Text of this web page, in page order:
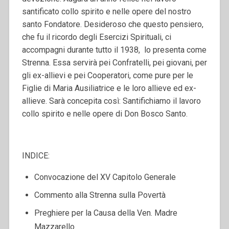
santificato collo spirito e nelle opere del nostro
santo Fondatore. Desideroso che questo pensiero,
che fu il ricordo degli Esercizi Spirituali, ci
accompagni durante tutto il 1938, lo presenta come
Strenna. Essa servirà pei Confratelli, pei giovani, per
gli ex-allievi e pei Cooperatori, come pure per le
Figlie di Maria Ausiliatrice e le loro allieve ed ex-
allieve. Sarà concepita così: Santifichiamo il lavoro
collo spirito e nelle opere di Don Bosco Santo.
INDICE:
Convocazione del XV Capitolo Generale
Commento alla Strenna sulla Povertà
Preghiere per la Causa della Ven. Madre
Mazzarello